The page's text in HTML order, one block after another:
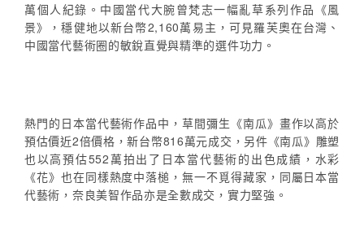
萬個人紀錄。中國當代大腕曾梵志一幅亂草系列作品《風
景》，穩健地以新台幣2,160萬易主，可見羅芙奧在台灣、
中國當代藝術圈的敏銳直覺與精準的選件功力。
熱門的日本當代藝術作品中，草間彌生《南瓜》畫作以高於
預估價近2倍價格，新台幣816萬元成交，另件《南瓜》雕塑
也以高預估552萬拍出了日本當代藝術的出色成績，水彩
《花》也在同樣熱度中落槌，無一不覓得藏家，同屬日本當
代藝術，奈良美智作品亦是全數成交，實力堅強。